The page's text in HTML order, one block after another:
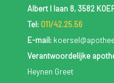
Albert I laan 8, 3582
Tel: 011/42.25.56
E-mail:
Verantwoordelijke
Heynen Greet